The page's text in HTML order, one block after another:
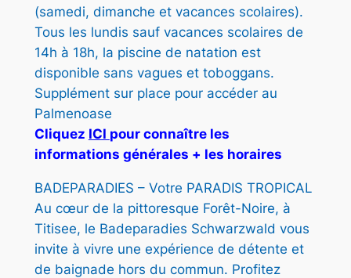
(samedi, dimanche et vacances scolaires).
Tous les lundis sauf vacances scolaires de
14h à 18h, la piscine de natation est
disponible sans vagues et toboggans.
Supplément sur place pour accéder au
Palmenoase
Cliquez ICI pour connaître les
informations générales + les horaires
BADEPARADIES – Votre PARADIS TROPICAL
Au cœur de la pittoresque Forêt-Noire, à
Titisee, le Badeparadies Schwarzwald vous
invite à vivre une expérience de détente et
de baignade hors du commun. Profitez